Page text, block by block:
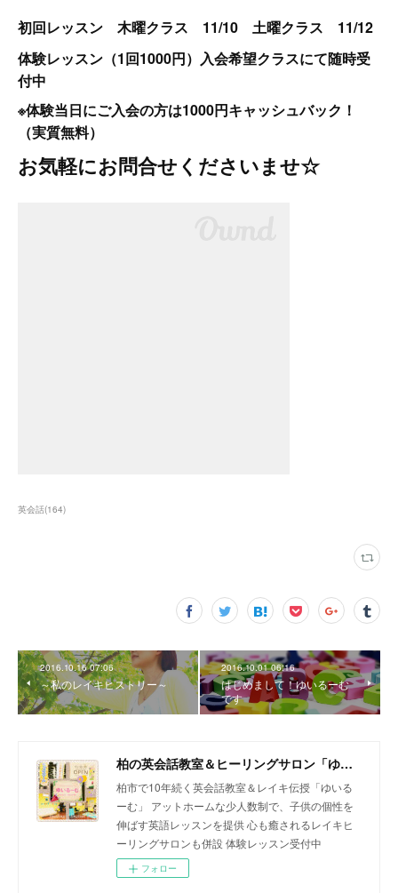
初回レッスン 木曜クラス 11/10 土曜クラス 11/12
体験レッスン（1回1000円）入会希望クラスにて随時受
付中
※体験当日にご入会の方は1000円キャッシュバック！
（実質無料）
お気軽にお問合せくださいませ☆
英会話(164)
2016.10.16 07:06
～私のレイキヒストリー～
2016.10.01 06:16
はじめまして！ゆいるーむ
です
柏の英会話教室＆ヒーリングサロン「ゆいるーむ」
柏市で10年続く英会話教室＆レイキ伝授「ゆいる
ーむ」 アットホームな少人数制で、子供の個性を
伸ばす英語レッスンを提供 心も癒されるレイキヒ
ーリングサロンも併設 体験レッスン受付中
フォロー